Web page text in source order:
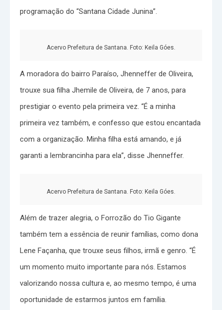
programação do “Santana Cidade Junina”.
Acervo Prefeitura de Santana. Foto: Keila Góes.
A moradora do bairro Paraíso, Jhenneffer de Oliveira,
trouxe sua filha Jhemile de Oliveira, de 7 anos, para
prestigiar o evento pela primeira vez. “É a minha
primeira vez também, e confesso que estou encantada
com a organização. Minha filha está amando, e já
garanti a lembrancinha para ela”, disse Jhenneffer.
Acervo Prefeitura de Santana. Foto: Keila Góes.
Além de trazer alegria, o Forrozão do Tio Gigante
também tem a essência de reunir famílias, como dona
Lene Façanha, que trouxe seus filhos, irmã e genro. “É
um momento muito importante para nós. Estamos
valorizando nossa cultura e, ao mesmo tempo, é uma
oportunidade de estarmos juntos em família.